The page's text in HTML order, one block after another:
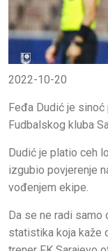
2022-10-20
Feđa Dudić je
Fudbalskog kluba
Dudić je platio ceh
izgubio povjerenje
vođenjem ekipe.
Da se ne radi samo
statistika koja kaže